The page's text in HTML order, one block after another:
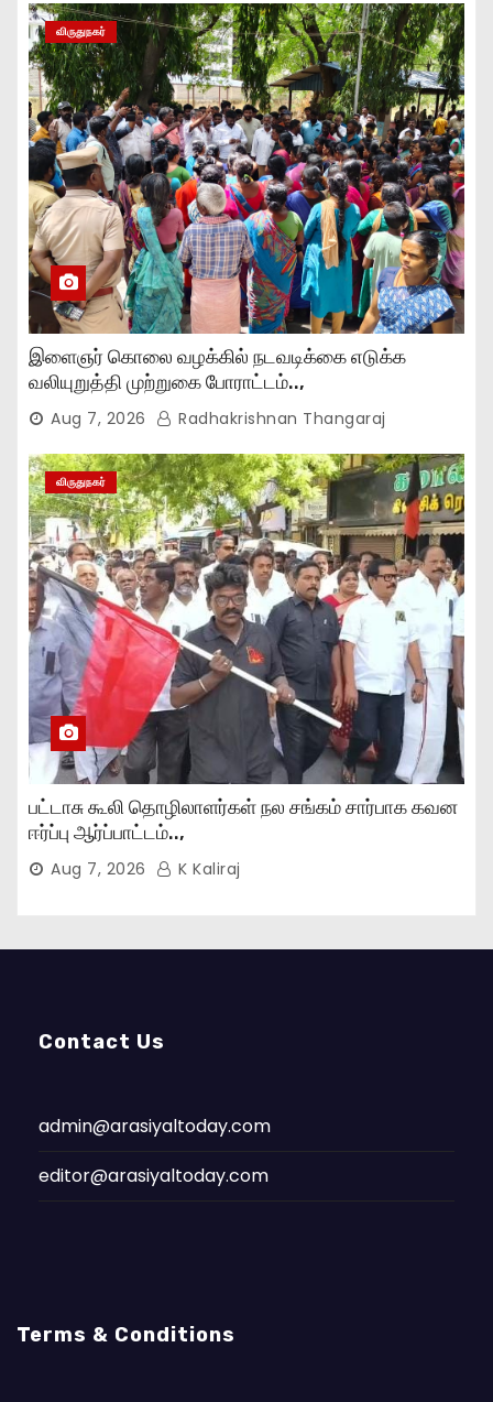
விருதுநகர்
இளைஞர் கொலை வழக்கில் நடவடிக்கை எடுக்க
வலியுறுத்தி முற்றுகை போராட்டம்..,
Aug 7, 2026 Radhakrishnan Thangaraj
விருதுநகர்
பட்டாசு கூலி தொழிலாளர்கள் நல சங்கம் சார்பாக கவன
ஈர்ப்பு ஆர்ப்பாட்டம்..,
Aug 7, 2026 K Kaliraj
Contact Us
admin@arasiyaltoday.com
editor@arasiyaltoday.com
Terms & Conditions